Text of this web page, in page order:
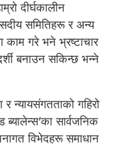
दीर्घकालीन
समितिहरू र अन्य
काम गरे भने भ्रष्टाचार
बनाउन सकिन्छ भन्ने
न्यायसंगतताको गहिरो
सार्वजनिक
विभेदहरू समाधान